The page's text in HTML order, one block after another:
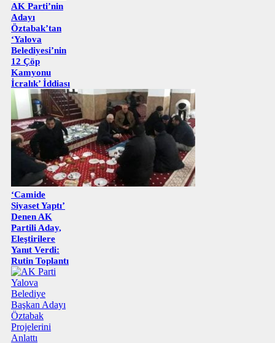
AK Parti’nin
Adayı
Öztabak’tan
‘Yalova
Belediyesi’nin
12 Çöp
Kamyonu
İcralık’ İddiası
‘Camide
Siyaset Yaptı’
Denen AK
Partili Aday,
Eleştirilere
Yanıt Verdi:
Rutin Toplantı